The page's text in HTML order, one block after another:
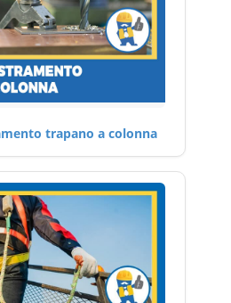
trapano a colonna